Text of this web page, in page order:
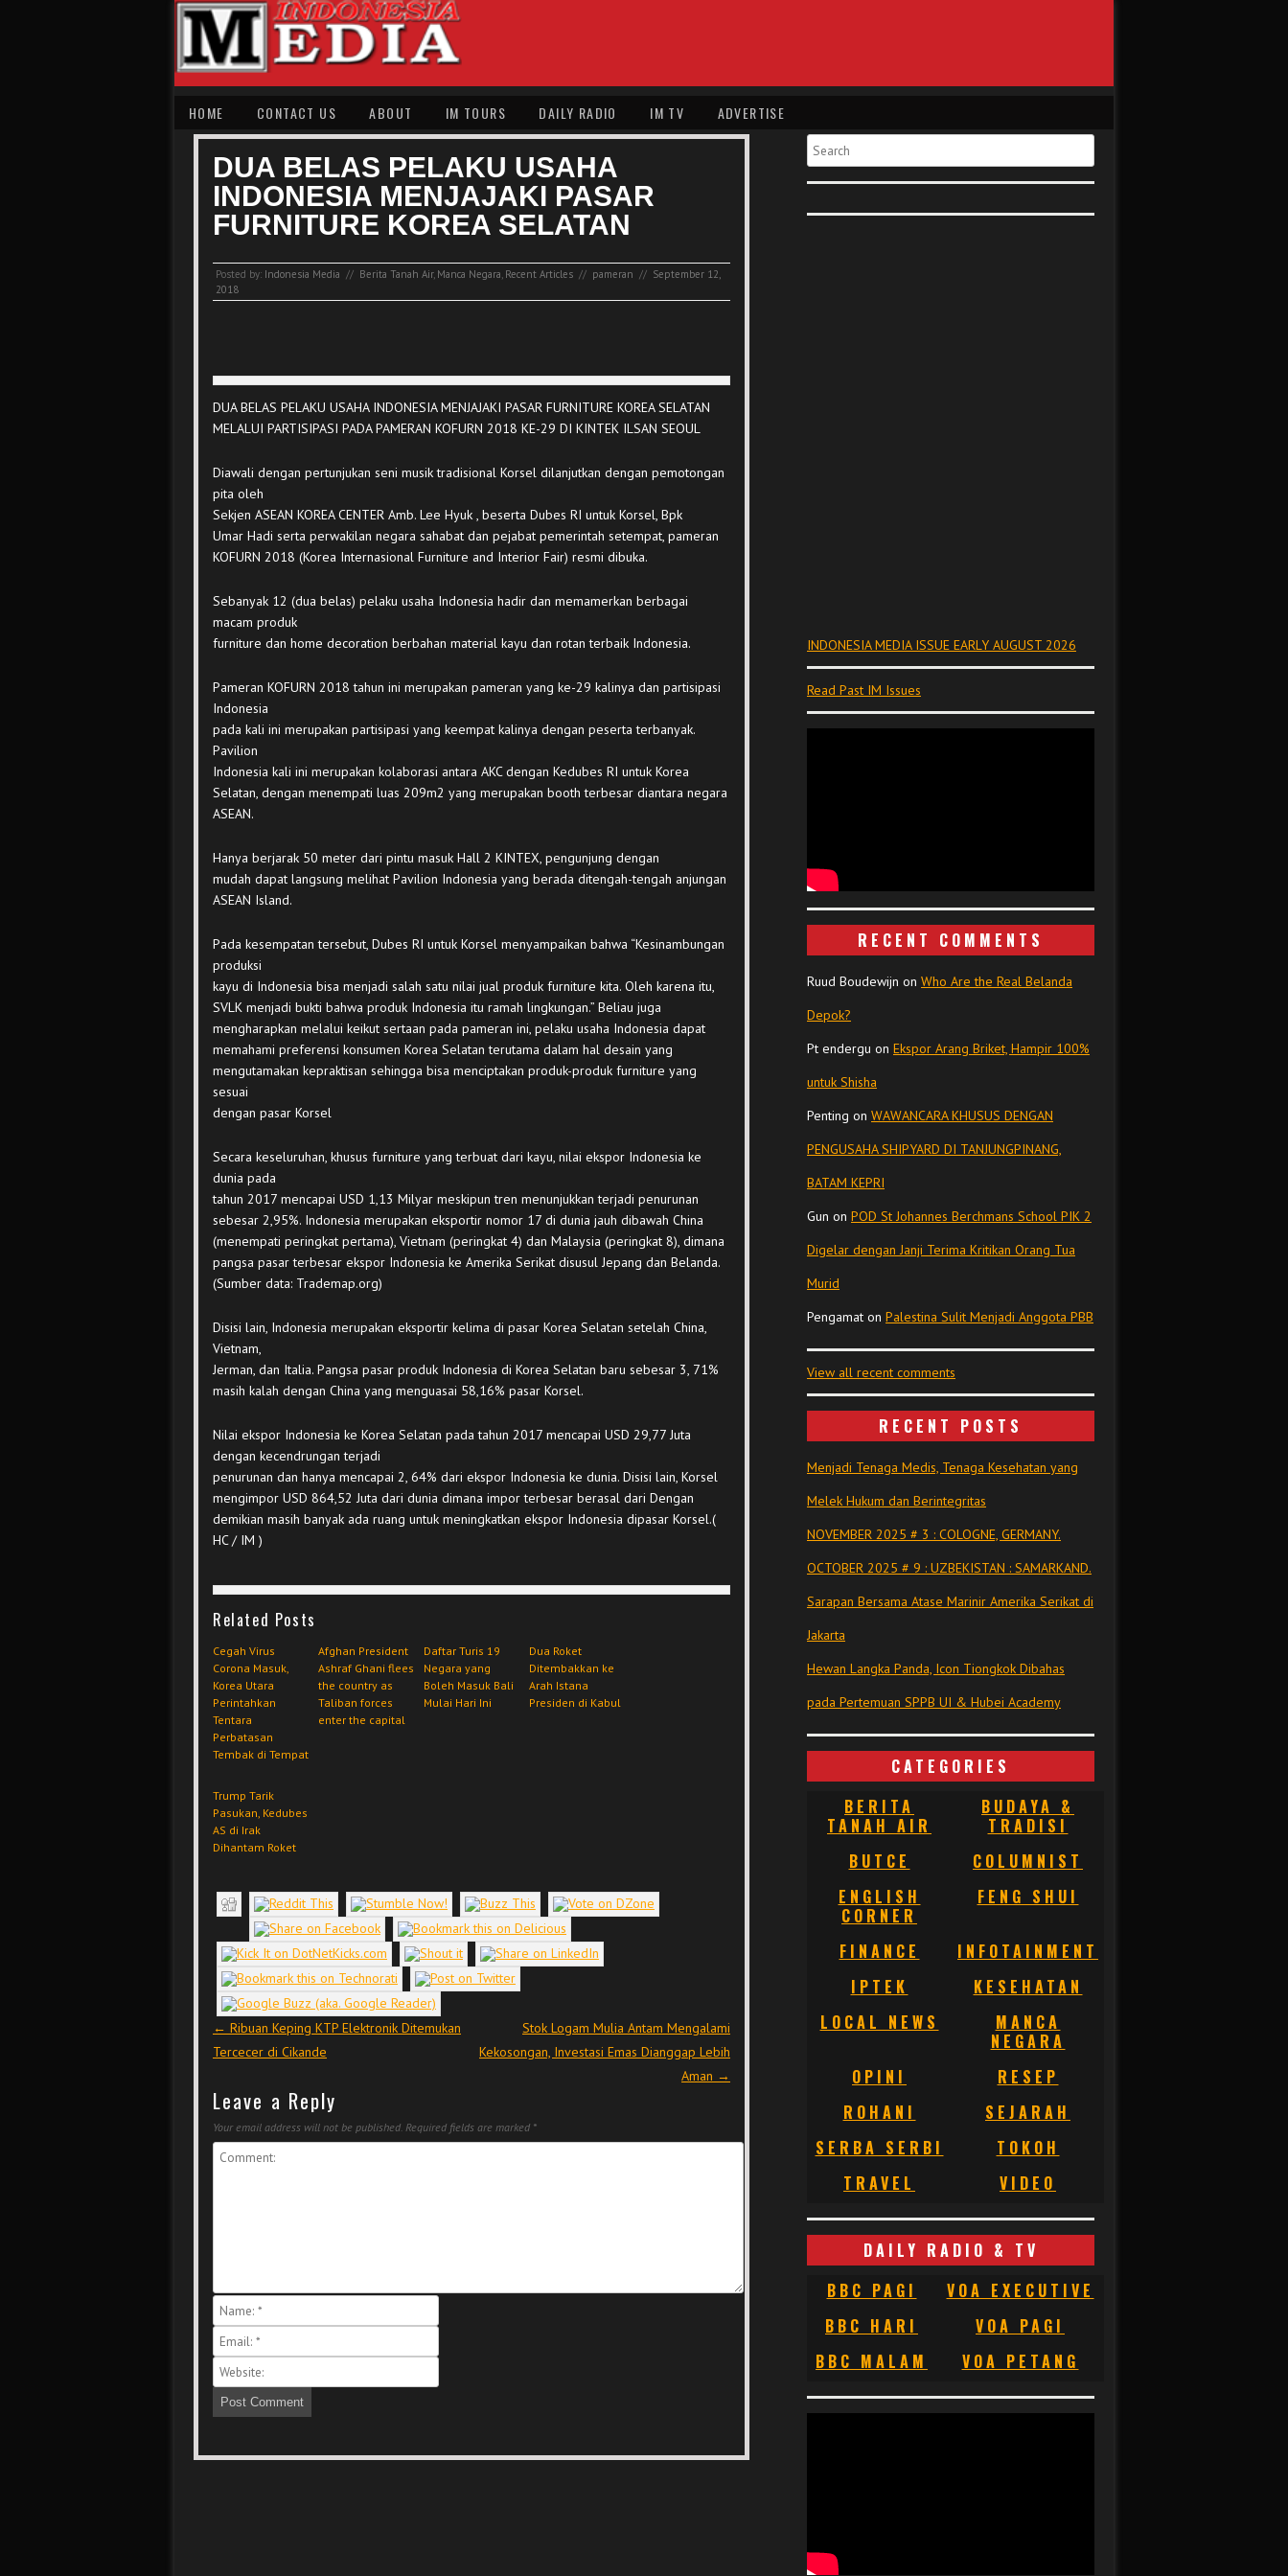
HOME CONTACT US ABOUT IM TOURS DAILY RADIO IM TV ADVERTISE
DUA BELAS PELAKU USAHA
INDONESIA MENJAJAKI PASAR
FURNITURE KOREA SELATAN
Posted by: Indonesia Media // Berita Tanah Air, Manca Negara, Recent Articles // pameran // September 12,
2018
DUA BELAS PELAKU USAHA INDONESIA MENJAJAKI PASAR FURNITURE KOREA SELATAN
MELALUI PARTISIPASI PADA PAMERAN KOFURN 2018 KE-29 DI KINTEK ILSAN SEOUL
Diawali dengan pertunjukan seni musik tradisional Korsel dilanjutkan dengan pemotongan
pita oleh
Sekjen ASEAN KOREA CENTER Amb. Lee Hyuk , beserta Dubes RI untuk Korsel, Bpk
Umar Hadi serta perwakilan negara sahabat dan pejabat pemerintah setempat, pameran
KOFURN 2018 (Korea Internasional Furniture and Interior Fair) resmi dibuka.
Sebanyak 12 (dua belas) pelaku usaha Indonesia hadir dan memamerkan berbagai
macam produk
furniture dan home decoration berbahan material kayu dan rotan terbaik Indonesia.
Pameran KOFURN 2018 tahun ini merupakan pameran yang ke-29 kalinya dan partisipasi
Indonesia
pada kali ini merupakan partisipasi yang keempat kalinya dengan peserta terbanyak.
Pavilion
Indonesia kali ini merupakan kolaborasi antara AKC dengan Kedubes RI untuk Korea
Selatan, dengan menempati luas 209m2 yang merupakan booth terbesar diantara negara
ASEAN.
Hanya berjarak 50 meter dari pintu masuk Hall 2 KINTEX, pengunjung dengan
mudah dapat langsung melihat Pavilion Indonesia yang berada ditengah-tengah anjungan
ASEAN Island.
Pada kesempatan tersebut, Dubes RI untuk Korsel menyampaikan bahwa “Kesinambungan
produksi
kayu di Indonesia bisa menjadi salah satu nilai jual produk furniture kita. Oleh karena itu,
SVLK menjadi bukti bahwa produk Indonesia itu ramah lingkungan.” Beliau juga
mengharapkan melalui keikut sertaan pada pameran ini, pelaku usaha Indonesia dapat
memahami preferensi konsumen Korea Selatan terutama dalam hal desain yang
mengutamakan kepraktisan sehingga bisa menciptakan produk-produk furniture yang
sesuai
dengan pasar Korsel
Secara keseluruhan, khusus furniture yang terbuat dari kayu, nilai ekspor Indonesia ke
dunia pada
tahun 2017 mencapai USD 1,13 Milyar meskipun tren menunjukkan terjadi penurunan
sebesar 2,95%. Indonesia merupakan eksportir nomor 17 di dunia jauh dibawah China
(menempati peringkat pertama), Vietnam (peringkat 4) dan Malaysia (peringkat 8), dimana
pangsa pasar terbesar ekspor Indonesia ke Amerika Serikat disusul Jepang dan Belanda.
(Sumber data: Trademap.org)
Disisi lain, Indonesia merupakan eksportir kelima di pasar Korea Selatan setelah China,
Vietnam,
Jerman, dan Italia. Pangsa pasar produk Indonesia di Korea Selatan baru sebesar 3, 71%
masih kalah dengan China yang menguasai 58,16% pasar Korsel.
Nilai ekspor Indonesia ke Korea Selatan pada tahun 2017 mencapai USD 29,77 Juta
dengan kecendrungan terjadi
penurunan dan hanya mencapai 2, 64% dari ekspor Indonesia ke dunia. Disisi lain, Korsel
mengimpor USD 864,52 Juta dari dunia dimana impor terbesar berasal dari Dengan
demikian masih banyak ada ruang untuk meningkatkan ekspor Indonesia dipasar Korsel.(
HC / IM )
Related Posts
Cegah Virus
Corona Masuk,
Korea Utara
Perintahkan
Tentara
Perbatasan
Tembak di Tempat
Afghan President
Ashraf Ghani flees
the country as
Taliban forces
enter the capital
Daftar Turis 19
Negara yang
Boleh Masuk Bali
Mulai Hari Ini
Dua Roket
Ditembakkan ke
Arah Istana
Presiden di Kabul
Trump Tarik
Pasukan, Kedubes
AS di Irak
Dihantam Roket
Post navigation
← Ribuan Keping KTP Elektronik Ditemukan
Tercecer di Cikande
Stok Logam Mulia Antam Mengalami
Kekosongan, Investasi Emas Dianggap Lebih
Aman →
Leave a Reply
Your email address will not be published. Required fields are marked *
Search
INDONESIA MEDIA ISSUE EARLY AUGUST 2026
Read Past IM Issues
RECENT COMMENTS
Ruud Boudewijn on Who Are the Real Belanda
Depok?
Pt endergu on Ekspor Arang Briket, Hampir 100%
untuk Shisha
Penting on WAWANCARA KHUSUS DENGAN
PENGUSAHA SHIPYARD DI TANJUNGPINANG,
BATAM KEPRI
Gun on POD St Johannes Berchmans School PIK 2
Digelar dengan Janji Terima Kritikan Orang Tua
Murid
Pengamat on Palestina Sulit Menjadi Anggota PBB
View all recent comments
RECENT POSTS
Menjadi Tenaga Medis, Tenaga Kesehatan yang
Melek Hukum dan Berintegritas
NOVEMBER 2025 # 3 : COLOGNE, GERMANY.
OCTOBER 2025 # 9 : UZBEKISTAN : SAMARKAND.
Sarapan Bersama Atase Marinir Amerika Serikat di
Jakarta
Hewan Langka Panda, Icon Tiongkok Dibahas
pada Pertemuan SPPB UI & Hubei Academy
CATEGORIES
BERITA
TANAH AIR
BUDAYA &
TRADISI
BUTCE
COLUMNIST
ENGLISH
CORNER
FENG SHUI
FINANCE
INFOTAINMENT
IPTEK
KESEHATAN
LOCAL NEWS
MANCA
NEGARA
OPINI
RESEP
ROHANI
SEJARAH
SERBA SERBI
TOKOH
TRAVEL
VIDEO
DAILY RADIO & TV
BBC PAGI
VOA EXECUTIVE
BBC HARI
VOA PAGI
BBC MALAM
VOA PETANG